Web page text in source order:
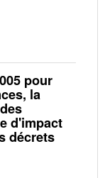
pour
la
d'impact
décrets